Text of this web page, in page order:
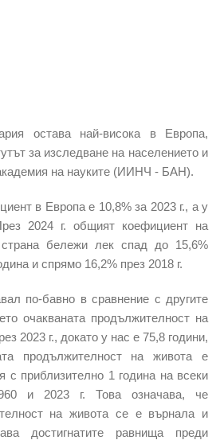
остава най-висока в Европа,
за изследване на населението и
на науките (ИИНЧ - БАН).
в Европа е 10,8% за 2023 г., а у
2024 г. общият коефициент на
бележи лек спад до 15,6%
и спрямо 16,2% през 2018 г.
по-бавно в сравнение с другите
очакваната продължителност на
2023 г., докато у нас е 75,8 години,
продължителност на живота е
с приблизително 1 година на всеки
и 2023 г. Това означава, че
на живота се е върнала и
достигнатите равнища преди